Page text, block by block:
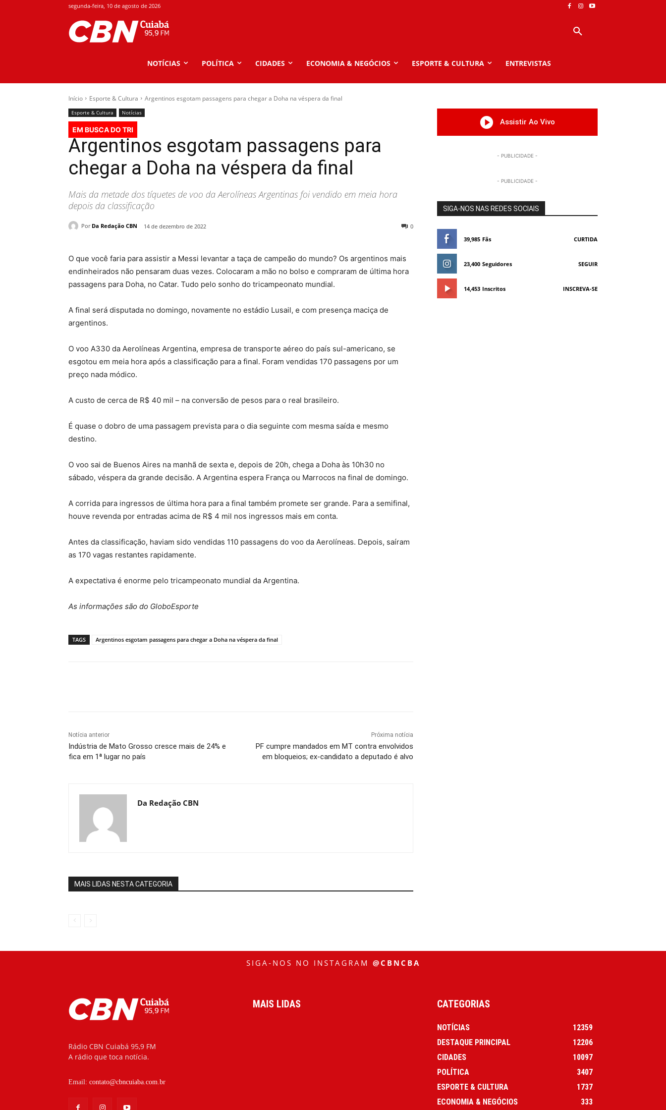
segunda-feira, 10 de agosto de 2026
NOTÍCIAS POLÍTICA CIDADES ECONOMIA & NEGÓCIOS ESPORTE & CULTURA ENTREVISTAS
Início Esporte & Cultura Argentinos esgotam passagens para chegar a Doha na véspera da final
Esporte & Cultura Notícias
EM BUSCA DO TRI
Argentinos esgotam passagens para
chegar a Doha na véspera da final
Mais da metade dos tíquetes de voo da Aerolíneas Argentinas foi vendido em meia hora
depois da classificação
Por Da Redação CBN 14 de dezembro de 2022 0
O que você faria para assistir a Messi levantar a taça de campeão do mundo? Os argentinos mais
endinheirados não pensaram duas vezes. Colocaram a mão no bolso e compraram de última hora
passagens para Doha, no Catar. Tudo pelo sonho do tricampeonato mundial.
A final será disputada no domingo, novamente no estádio Lusail, e com presença maciça de
argentinos.
O voo A330 da Aerolíneas Argentina, empresa de transporte aéreo do país sul-americano, se
esgotou em meia hora após a classificação para a final. Foram vendidas 170 passagens por um
preço nada módico.
A custo de cerca de R$ 40 mil – na conversão de pesos para o real brasileiro.
É quase o dobro de uma passagem prevista para o dia seguinte com mesma saída e mesmo
destino.
O voo sai de Buenos Aires na manhã de sexta e, depois de 20h, chega a Doha às 10h30 no
sábado, véspera da grande decisão. A Argentina espera França ou Marrocos na final de domingo.
A corrida para ingressos de última hora para a final também promete ser grande. Para a semifinal,
houve revenda por entradas acima de R$ 4 mil nos ingressos mais em conta.
Antes da classificação, haviam sido vendidas 110 passagens do voo da Aerolíneas. Depois, saíram
as 170 vagas restantes rapidamente.
A expectativa é enorme pelo tricampeonato mundial da Argentina.
As informações são do GloboEsporte
TAGS Argentinos esgotam passagens para chegar a Doha na véspera da final
Notícia anterior
Indústria de Mato Grosso cresce mais de 24% e
fica em 1ª lugar no país
Próxima notícia
PF cumpre mandados em MT contra envolvidos
em bloqueios; ex-candidato a deputado é alvo
Da Redação CBN
MAIS LIDAS NESTA CATEGORIA
Assistir Ao Vivo
- PUBLICIDADE -
- PUBLICIDADE -
SIGA-NOS NAS REDES SOCIAIS
39,985 Fãs CURTIDA
23,400 Seguidores SEGUIR
14,453 Inscritos INSCREVA-SE
SIGA-NOS NO INSTAGRAM @CBNCBA
Rádio CBN Cuiabá 95,9 FM
A rádio que toca notícia.
Email: contato@cbncuiaba.com.br
MAIS LIDAS CATEGORIAS
NOTÍCIAS
12359
DESTAQUE PRINCIPAL
12206
CIDADES
10097
POLÍTICA
3407
ESPORTE & CULTURA
1737
ECONOMIA & NEGÓCIOS
333